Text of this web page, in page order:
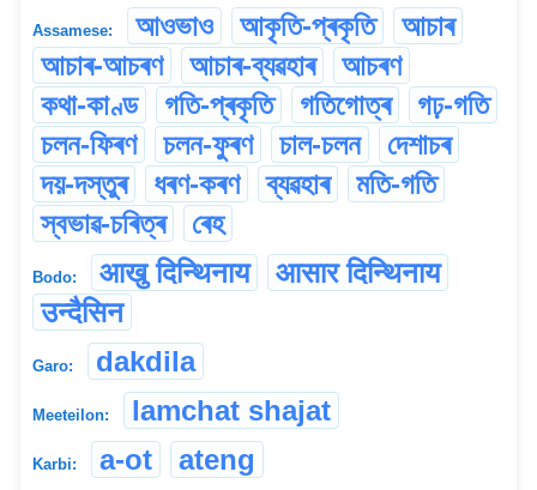
Assamese: আওভাও আকৃতি-প্ৰকৃতি
আচাৰ
আচাৰ-আচৰণ
আচাৰ-ব্যৱহাৰ
আচৰণ
কথা-কাণ্ড
গতি-প্ৰকৃতি গতিগোত্ৰ
গঢ়-গতি
চলন-ফিৰণ
চলন-ফুৰণ চাল-চলন
দেশাচৰ
দয়-দস্তুৰ
ধৰণ-কৰণ ব্যৱহাৰ
মতি-গতি
স্বভাৱ-চৰিত্ৰ
ৰেহ
Bodo: आखु दिन्थिनाय
आसार दिन्थिनाय
उन्दैसिन
Garo: dakdila
Meeteilon: lamchat shajat
Karbi: a-ot ateng